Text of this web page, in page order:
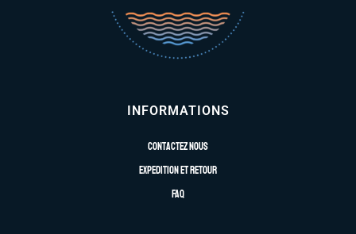
INFORMATIONS
Contactez nous
Expedition et retour
FAQ